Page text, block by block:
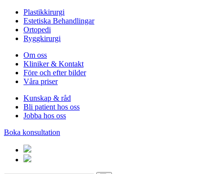
Plastikkirurgi
Estetiska Behandlingar
Ortopedi
Ryggkirurgi
Om oss
Kliniker & Kontakt
Före och efter bilder
Våra priser
Kunskap & råd
Bli patient hos oss
Jobba hos oss
Boka konsultation